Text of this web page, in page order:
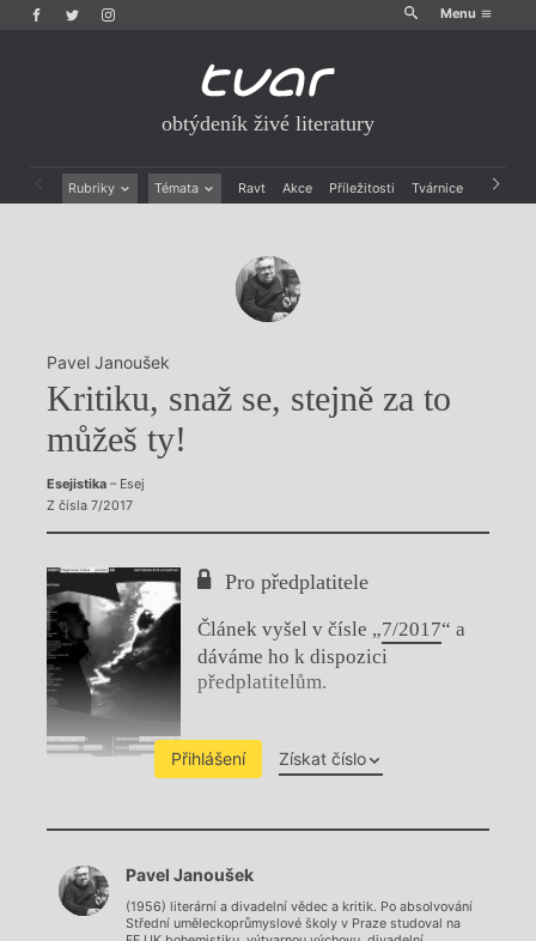
Menu
obtýdeník živé literatury
Rubriky Témata Ravt Akce Příležitosti Tvárnice Archiv
Pavel Janoušek
Kritiku, snaž se, stejně za to
můžeš ty!
Esejistika– Esej
Z čísla 7/2017
Pro předplatitele
Článek vyšel v čísle „7/2017“ a
dáváme ho k dispozici
předplatitelům.
Přihlášení Získat číslo
Chviličku.
Načítá se.
Pavel Janoušek
(1956) literární a divadelní vědec a kritik. Po absolvování
Střední uměleckoprůmyslové školy v Praze studoval na